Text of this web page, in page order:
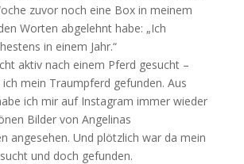
zuvor noch eine Box in meinem
Worten abgelehnt habe: „Ich
in einem Jahr.“
aktiv nach einem Pferd gesucht –
mein Traumpferd gefunden. Aus
ich mir auf Instagram immer wieder
Bilder von Angelinas
angesehen. Und plötzlich war da mein
und doch gefunden.